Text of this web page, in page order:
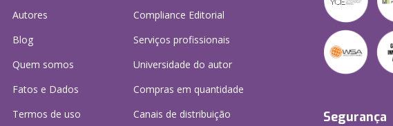
Autores
Blog
Quem somos
Fatos e Dados
Termos de uso
Compliance Editorial
Serviços profissionais
Universidade do autor
Compras em quantidade
Canais de distribuição
Segurança